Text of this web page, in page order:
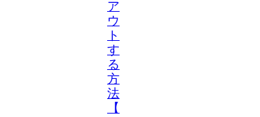
ア
ウ
ト
す
る
方
法
【